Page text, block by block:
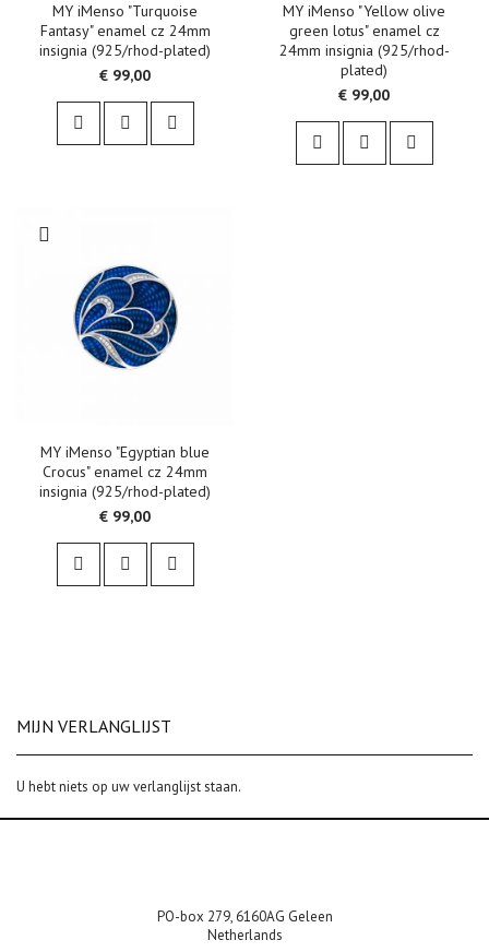
MY iMenso "Turquoise
Fantasy" enamel cz 24mm
insignia (925/rhod-plated)
€ 99,00
MY iMenso "Yellow olive
green lotus" enamel cz
24mm insignia (925/rhod-
plated)
€ 99,00
MY iMenso "Egyptian blue
Crocus" enamel cz 24mm
insignia (925/rhod-plated)
€ 99,00
MIJN VERLANGLIJST
U hebt niets op uw verlanglijst staan.
PO-box 279, 6160AG Geleen
Netherlands